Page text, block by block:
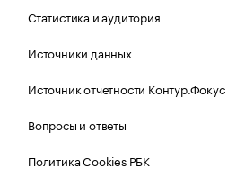
Статистика и аудитория
Источники данных
Источник отчетности Контур.Фокус
Вопросы и ответы
Политика Cookies РБК